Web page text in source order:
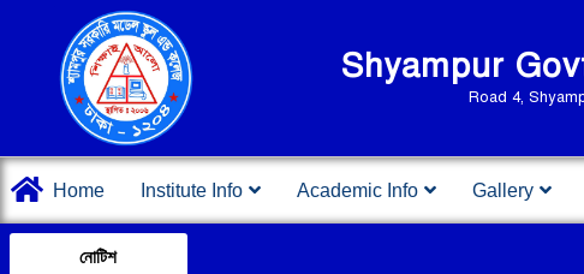
Shyampur
Road 4,
Home Institute Info Academic Info Gallery
নোটিশ